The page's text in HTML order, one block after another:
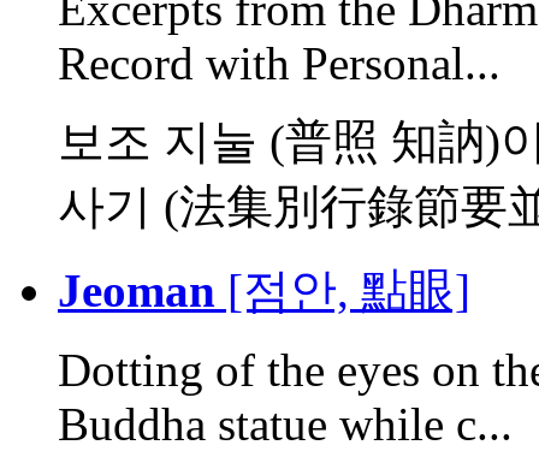
Record with Personal...
보조 지눌 (普照 知訥)
사기 (法集別行錄節要
Jeoman [점안, 點眼]
Dotting of the eyes on
Buddha statue while c...